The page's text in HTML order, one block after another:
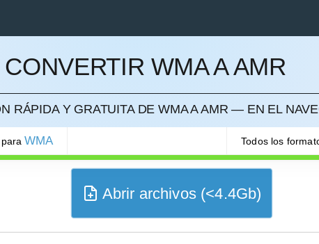
CONVERTIR WMA A AMR
RÁPIDA Y GRATUITA DE WMA A AMR — EN EL
paraWMA Todos los
Abrir archivos (<4.4Gb)